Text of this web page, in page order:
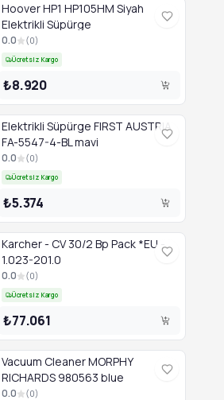
Hoover HP1 HP105HM Siyah
Elektrikli Süpürge
0.0 (0)
Ücretsiz Kargo
₺8.920
Elektrikli Süpürge FIRST AUSTRIA
FA-5547-4-BL mavi
0.0 (0)
Ücretsiz Kargo
₺5.374
Karcher - CV 30/2 Bp Pack *EU -
1.023-201.0
0.0 (0)
Ücretsiz Kargo
₺77.061
Vacuum Cleaner MORPHY
RICHARDS 980563 blue
0.0 (0)